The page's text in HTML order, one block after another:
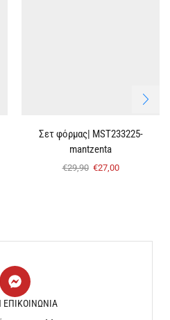
Σετ φόρμας| MST233225-
mantzenta
€29,90 €27,00